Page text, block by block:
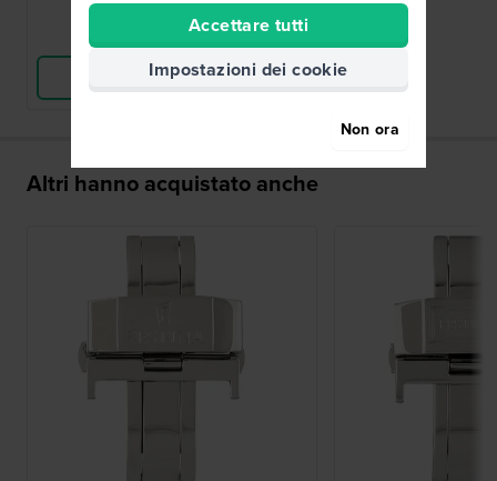
Confronta
Vedi i prodotti
Altri hanno acquistato anche
Accettare tutti
Impostazioni dei cookie
Non ora